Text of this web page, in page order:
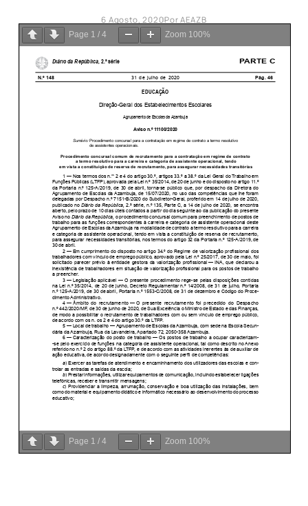
6 Agosto, 2020Por AEAZB
Page 1 / 4 Zoom 100%
Page 1 / 4 Zoom 100%